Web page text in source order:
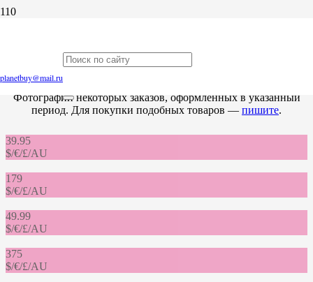
planetbuy@mail.ru
Фотографии некоторых заказов, оформленных в указанный
период. Для покупки подобных товаров — пишите.
39.95
$/€/£/AU
179
$/€/£/AU
49.99
$/€/£/AU
375
$/€/£/AU